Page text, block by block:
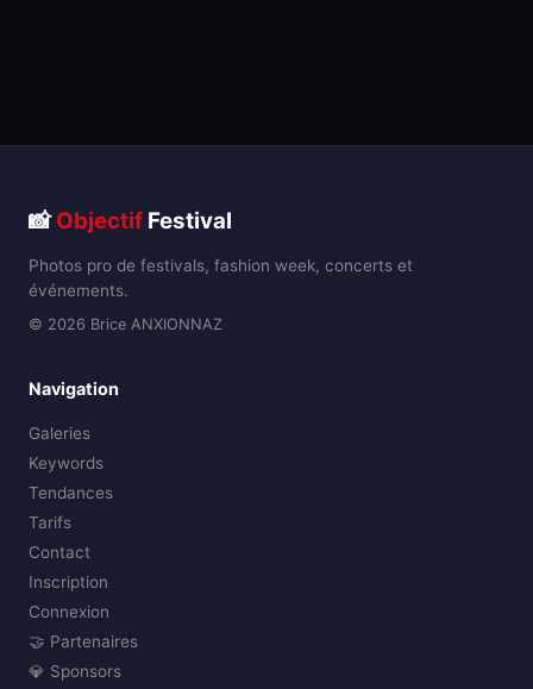
📸Objectif Festival
Photos pro de festivals, fashion week, concerts et
événements.
© 2026 Brice ANXIONNAZ
Navigation
Galeries
Keywords
Tendances
Tarifs
Contact
Inscription
Connexion
🤝 Partenaires
💎 Sponsors